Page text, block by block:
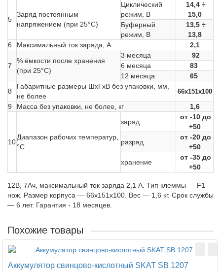
5
Заряд постоянным
напряжением (при 25°С)
Циклический
режим, В
14,4 ÷
15,0
Буферный
режим, В
13,5 ÷
13,8
6
Максимальный ток заряда, А 2,1
7
% ёмкости после хранения
(при 25°С)
3 месяца
92
6 месяца
83
12 месяца
65
8
Габаритные размеры ШхГхВ без упаковки, мм,
не более
66х151х100
9 Масса без упаковки, не более, кг 1,6
10
Диапазон рабочих температур,
°С
заряд
от -10 до
+50
разряд
от -20 до
+50
хранение
от -35 до
+50
12В, 7Ач, максимальный ток заряда 2,1 А. Тип клеммы — F1
нож. Размер корпуса — 66х151х100. Вес — 1,6 кг. Срок службы
— 6 лет. Гарантия - 18 месяцев.
Похожие товары
Аккумулятор свинцово-кислотный SKAT SB 1207